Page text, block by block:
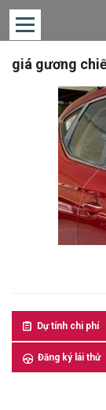
TRANG
giá gương
Dự tính chi phí
Đăng ký lái thử